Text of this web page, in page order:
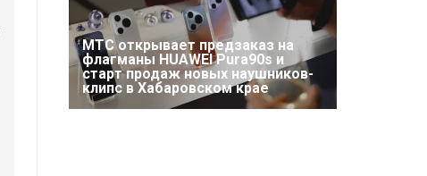
МТС открывает предзаказ на
флагманы HUAWEI Pura90s и
старт продаж новых наушников-
клипс в Хабаровском крае